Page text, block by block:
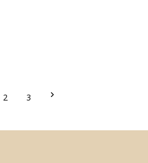
2 3